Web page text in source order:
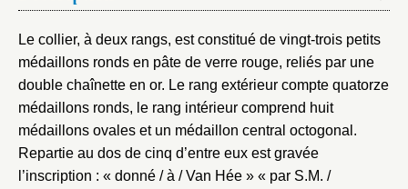
Le collier, à deux rangs, est constitué de vingt-trois petits
médaillons ronds en pâte de verre rouge, reliés par une
double chaînette en or. Le rang extérieur compte quatorze
médaillons ronds, le rang intérieur comprend huit
médaillons ovales et un médaillon central octogonal.
Repartie au dos de cinq d’entre eux est gravée
l’inscription : « donné / à / Van Hée » « par S.M. /
Créer et ajouter
Vous avez oublié votre mot de passe ?Cliquez ici